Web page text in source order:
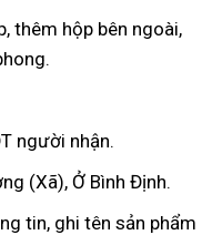
thêm hộp bên ngoài,
người nhận.
(Xã), Ở Bình Định.
tin, ghi tên sản phẩm